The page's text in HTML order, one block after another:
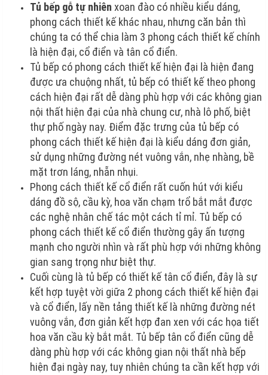
Tủ bếp gỗ tự nhiên xoan đào có nhiều kiểu dáng,
phong cách thiết kế khác nhau, nhưng căn bản thì
chúng ta có thể chia làm 3 phong cách thiết kế chính
là hiện đại, cổ điển và tân cổ điển.
Tủ bếp có phong cách thiết kế hiện đại là hiện đang
được ưa chuộng nhất, tủ bếp có thiết kế theo phong
cách hiện đại rất dễ dàng phù hợp với các không gian
nội thất hiện đại của nhà chung cư, nhà lô phố, biệt
thự phố ngày nay. Điểm đặc trưng của tủ bếp có
phong cách thiết kế hiện đại là kiểu dáng đơn giản,
sử dụng những đường nét vuông vắn, nhẹ nhàng, bề
mặt trơn láng, nhẵn nhụi.
Phong cách thiết kế cổ điển rất cuốn hút với kiểu
dáng đồ sộ, cầu kỳ, hoa văn chạm trổ bắt mắt được
các nghệ nhân chế tác một cách tỉ mỉ. Tủ bếp có
phong cách thiết kế cổ điển thường gây ấn tượng
mạnh cho người nhìn và rất phù hợp với những không
gian sang trọng như biệt thự.
Cuối cùng là tủ bếp có thiết kế tân cổ điển, đây là sự
kết hợp tuyệt vời giữa 2 phong cách thiết kế hiện đại
và cổ điển, lấy nền tảng thiết kế là những đường nét
vuông vắn, đơn giản kết hợp đan xen với các họa tiết
hoa văn cầu kỳ bắt mắt. Tủ bếp tân cổ điển cũng dễ
dàng phù hợp với các không gian nội thất nhà bếp
hiện đại ngày nay, tuy nhiên chúng ta cần kết hợp với